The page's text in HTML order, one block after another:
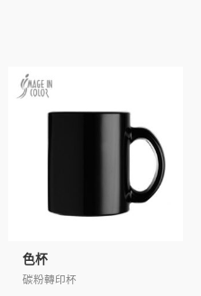
色杯
碳粉轉印杯